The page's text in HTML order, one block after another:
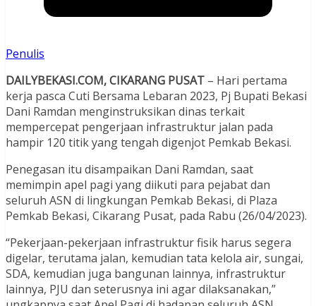
Penulis
DAILYBEKASI.COM, CIKARANG PUSAT – Hari pertama
kerja pasca Cuti Bersama Lebaran 2023, Pj Bupati Bekasi
Dani Ramdan menginstruksikan dinas terkait
mempercepat pengerjaan infrastruktur jalan pada
hampir 120 titik yang tengah digenjot Pemkab Bekasi.
Penegasan itu disampaikan Dani Ramdan, saat
memimpin apel pagi yang diikuti para pejabat dan
seluruh ASN di lingkungan Pemkab Bekasi, di Plaza
Pemkab Bekasi, Cikarang Pusat, pada Rabu (26/04/2023).
“Pekerjaan-pekerjaan infrastruktur fisik harus segera
digelar, terutama jalan, kemudian tata kelola air, sungai,
SDA, kemudian juga bangunan lainnya, infrastruktur
lainnya, PJU dan seterusnya ini agar dilaksanakan,”